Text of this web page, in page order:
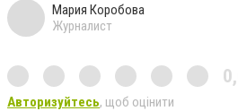
Мария Коробова
Журналист
Авторизуйтесь, щоб оцінити